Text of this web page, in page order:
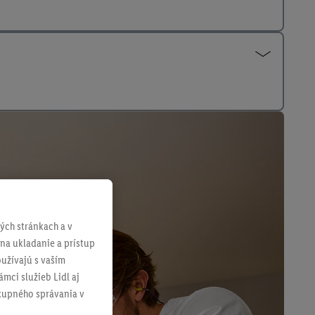
stránkach a v
ukladanie a prístup
s vaším
služieb Lidl aj
správania v